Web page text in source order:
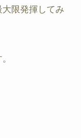
限発揮してみ